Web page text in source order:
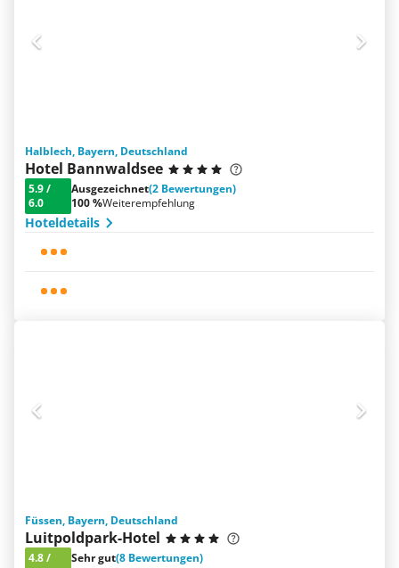
Halblech, Bayern, Deutschland
Hotel Bannwaldsee
5.9/
6.0
Ausgezeichnet(2 Bewertungen)
100 %Weiterempfehlung
Hoteldetails
Füssen, Bayern, Deutschland
Luitpoldpark-Hotel
4.8/
Sehr gut(8 Bewertungen)